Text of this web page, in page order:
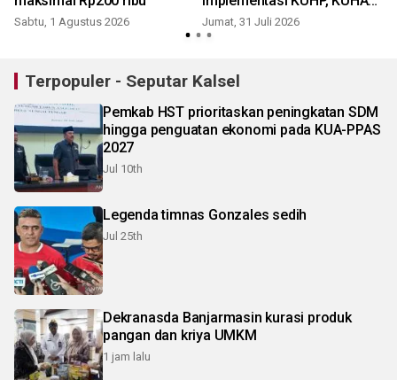
Sabtu, 1 Agustus 2026
dan SPPA
Jumat, 31 Juli 2026
Terpopuler - Seputar Kalsel
Pemkab HST prioritaskan peningkatan SDM
hingga penguatan ekonomi pada KUA-PPAS
2027
Jul 10th
Legenda timnas Gonzales sedih
Jul 25th
Dekranasda Banjarmasin kurasi produk
pangan dan kriya UMKM
1 jam lalu